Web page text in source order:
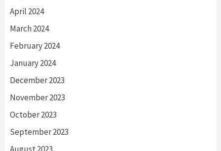
April 2024
March 2024
February 2024
January 2024
December 2023
November 2023
October 2023
September 2023